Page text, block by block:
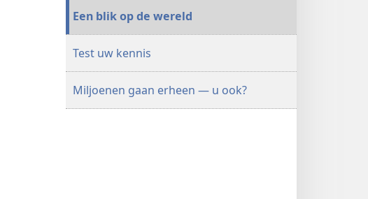
Een blik op de wereld
Test uw kennis
Miljoenen gaan erheen — u ook?